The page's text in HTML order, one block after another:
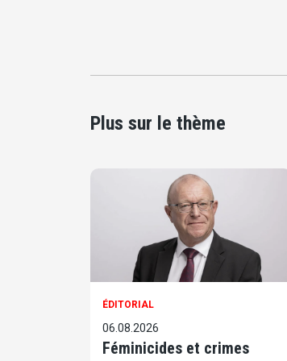
Plus sur le thème
ÉDITORIAL
06.08.2026
Féminicides et crimes